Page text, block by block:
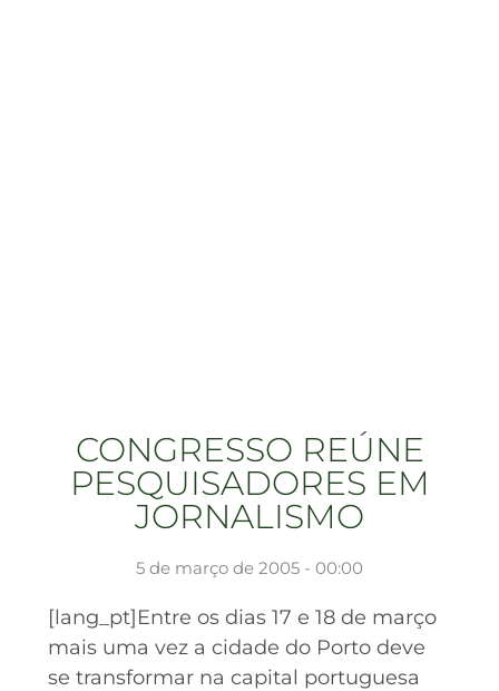
CONGRESSO REÚNE
PESQUISADORES EM
JORNALISMO
5 de março de 2005 - 00:00
[lang_pt]Entre os dias 17 e 18 de março
mais uma vez a cidade do Porto deve
se transformar na capital portuguesa